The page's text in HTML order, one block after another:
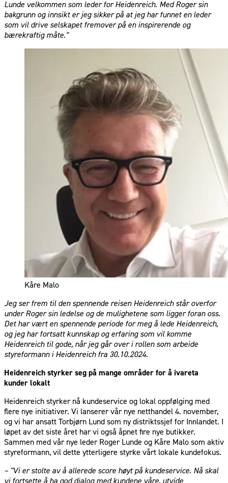
Lunde velkommen som leder for Heidenreich. Med Roger sin
bakgrunn og innsikt er jeg sikker på at jeg har funnet en leder
som vil drive selskapet fremover på en inspirerende og
bærekraftig måte."
Kåre Malo
Jeg ser frem til den spennende reisen Heidenreich står overfor
under Roger sin ledelse og de mulighetene som ligger foran oss.
Det har vært en spennende periode for meg å lede Heidenreich,
og jeg har fortsatt kunnskap og erfaring som vil komme
Heidenreich til gode, når jeg går over i rollen som arbeide
styreformann i Heidenreich fra 30.10.2024.
Heidenreich styrker seg på mange områder for å ivareta
kunder lokalt
Heidenreich styrker nå kundeservice og lokal oppfølging med
flere nye initiativer. Vi lanserer vår nye netthandel 4. november,
og vi har ansatt Torbjørn Lund som ny distriktssjef for Innlandet. I
løpet av det siste året har vi også åpnet fire nye butikker.
Sammen med vår nye leder Roger Lunde og Kåre Malo som aktiv
styreformann, vil dette ytterligere styrke vårt lokale kundefokus.
– "Vi er stolte av å allerede score høyt på kundeservice. Nå skal